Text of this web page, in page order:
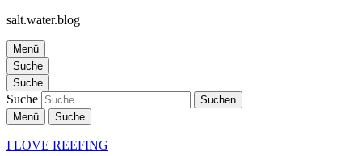
salt.water.blog
Menü
Suche
Suche
Suche
Menü Suche
I LOVE REEFING